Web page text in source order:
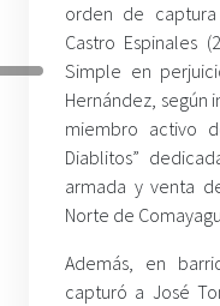
orden de
Castro Espinales
Simple en
Hernández, según
miembro activo
Diablitos”
armada y venta
Norte de
Además, en
capturó a José